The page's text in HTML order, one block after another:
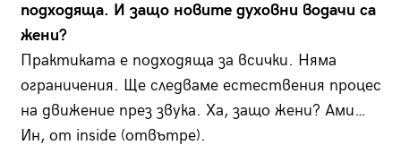
подходяща. И защо новите духовни водачи са
жени?
Практиката е подходяща за всички. Няма
ограничения. Ще следваме естествения процес
на движение през звука. Ха, защо жени? Ами…
Ин, от inside (отвътре).